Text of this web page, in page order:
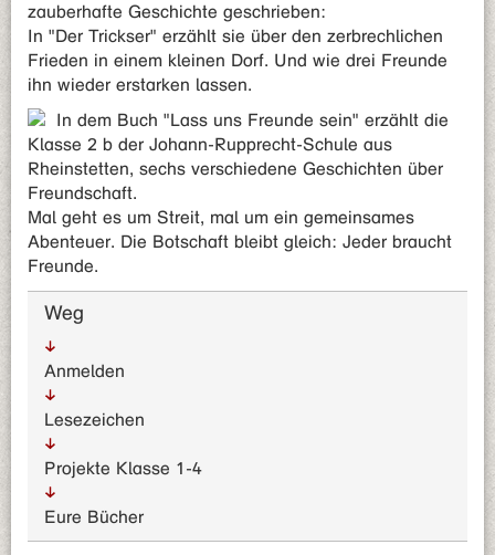
zauberhafte Geschichte geschrieben:
In "Der Trickser" erzählt sie über den zerbrechlichen
Frieden in einem kleinen Dorf. Und wie drei Freunde
ihn wieder erstarken lassen.
In dem Buch "Lass uns Freunde sein" erzählt die
Klasse 2 b der Johann-Rupprecht-Schule aus
Rheinstetten, sechs verschiedene Geschichten über
Freundschaft.
Mal geht es um Streit, mal um ein gemeinsames
Abenteuer. Die Botschaft bleibt gleich: Jeder braucht
Freunde.
Weg
Anmelden
Lesezeichen
Projekte Klasse 1-4
Eure Bücher